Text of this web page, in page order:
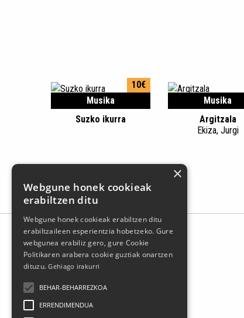
Musika
10€
Suzko ikurra
Musika
Argitzala
Ekiza, Jurgi
×
Webgune honek cookieak
erabiltzen ditu
Webgune honek cookieak erabiltzen ditu
erabiltzaileen esperientzia hobetzeko. Gure
webgunea erabiliz gero, gure Cookie
Politikaren arabera cookie guztiak onartzen
dituzu.Gehiago irakurri
BEHAR-BEHARREZKOA
ERRENDIMENDUA